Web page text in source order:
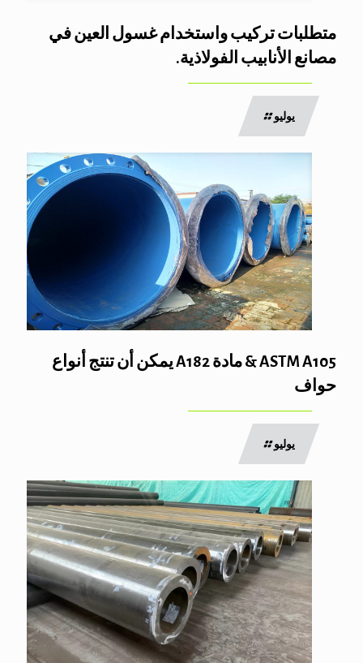
متطلبات تركيب واستخدام غسول العين في
مصانع الأنابيب الفولاذية.
يوليو
ASTM A105 & مادة A182 يمكن أن تنتج أنواع
حواف
يوليو